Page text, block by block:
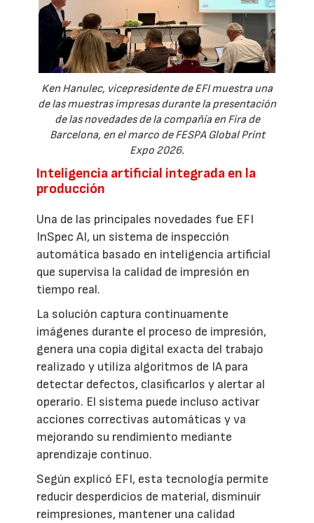
Ken Hanulec, vicepresidente de EFI muestra una
de las muestras impresas durante la presentación
de las novedades de la compañía en Fira de
Barcelona, en el marco de FESPA Global Print
Expo 2026.
Inteligencia artificial integrada en la
producción
Una de las principales novedades fue EFI
InSpec AI, un sistema de inspección
automática basado en inteligencia artificial
que supervisa la calidad de impresión en
tiempo real.
La solución captura continuamente
imágenes durante el proceso de impresión,
genera una copia digital exacta del trabajo
realizado y utiliza algoritmos de IA para
detectar defectos, clasificarlos y alertar al
operario. El sistema puede incluso activar
acciones correctivas automáticas y va
mejorando su rendimiento mediante
aprendizaje continuo.
Según explicó EFI, esta tecnología permite
reducir desperdicios de material, disminuir
reimpresiones, mantener una calidad